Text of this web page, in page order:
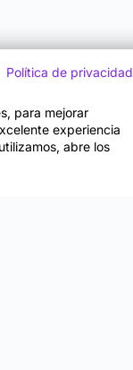
Política de privacidad
para mejorar
experiencia
abre los